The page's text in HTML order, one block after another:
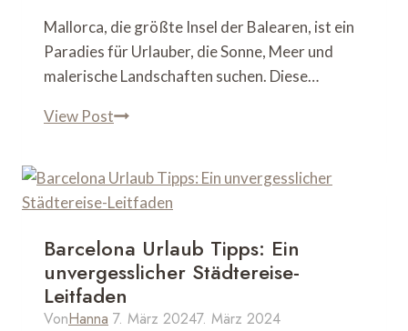
Mallorca, die größte Insel der Balearen, ist ein
Paradies für Urlauber, die Sonne, Meer und
malerische Landschaften suchen. Diese…
View PostMallorca
Ein
Führer
den
Juwelen
Barcelona Urlaub Tipps: Ein
unvergesslicher Städtereise-
Leitfaden
VonHanna 7. März 20247. März 2024